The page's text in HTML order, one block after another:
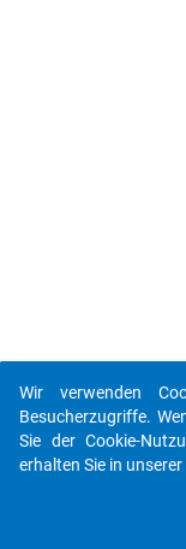
Wir verwenden
Besucherzugriffe.
Sie der Cookie-
erhalten Sie in unserer